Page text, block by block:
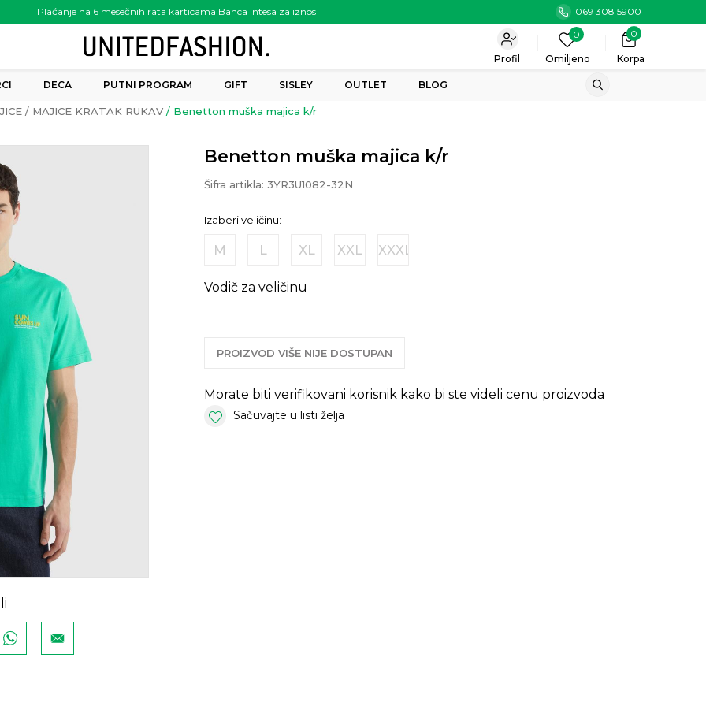
Plaćanje na 6 mesečnih rata karticama Banca Intesa za iznos
preko 6.000.00 rsd
069 308 5900
Korpa
0
0
Omiljeno
Profil
DECA PUTNI PROGRAM GIFT SISLEY OUTLET BLOG
MAJICE KRATAK RUKAV Benetton muška majica k/r
Benetton muška majica k/r
Šifra artikla: 3YR3U1082-32N
Izaberi veličinu:
M L XL XXL XXXL
Vodič za veličinu
PROIZVOD VIŠE NIJE DOSTUPAN
Morate biti verifikovani korisnik kako bi ste videli cenu proizvoda
Sačuvajte u listi želja